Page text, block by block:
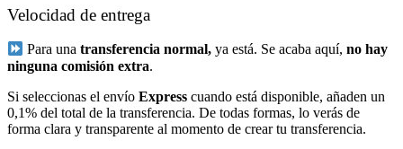
Velocidad de entrega
Para unatransferencia normal, ya está. Se acaba aquí,no hay
ninguna comisión extra.
Si seleccionas el envío Express cuando está disponible, añaden un
0,1% del total de la transferencia. De todas formas, lo verás de
forma clara y transparente al momento de crear tu transferencia.